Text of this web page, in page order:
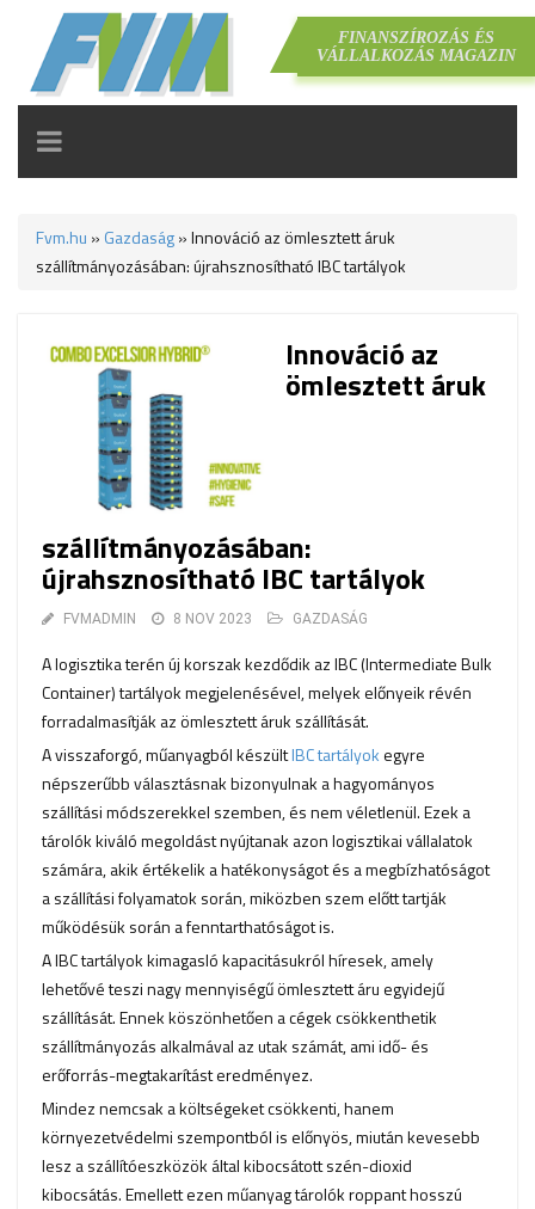
FINANSZÍROZÁS ÉS
VÁLLALKOZÁS MAGAZIN
TOGGLE
NAVIGATION
Fvm.hu » Gazdaság»Innováció az ömlesztett áruk
szállítmányozásában: újrahsznosítható IBC tartályok
Innováció az
ömlesztett áruk
szállítmányozásában:
újrahsznosítható IBC tartályok
FVMADMIN 8 NOV 2023 GAZDASÁG
A logisztika terén új korszak kezdődik az IBC (Intermediate Bulk
Container) tartályok megjelenésével, melyek előnyeik révén
forradalmasítják az ömlesztett áruk szállítását.
A visszaforgó, műanyagból készültIBC tartályok egyre
népszerűbb választásnak bizonyulnak a hagyományos
szállítási módszerekkel szemben, és nem véletlenül. Ezek a
tárolók kiváló megoldást nyújtanak azon logisztikai vállalatok
számára, akik értékelik a hatékonyságot és a megbízhatóságot
a szállítási folyamatok során, miközben szem előtt tartják
működésük során a fenntarthatóságot is.
A IBC tartályok kimagasló kapacitásukról híresek, amely
lehetővé teszi nagy mennyiségű ömlesztett áru egyidejű
szállítását. Ennek köszönhetően a cégek csökkenthetik
szállítmányozás alkalmával az utak számát, ami idő- és
erőforrás-megtakarítást eredményez.
Mindez nemcsak a költségeket csökkenti, hanem
környezetvédelmi szempontból is előnyös, miután kevesebb
lesz a szállítóeszközök által kibocsátott szén-dioxid
kibocsátás. Emellett ezen műanyag tárolók roppant hosszú